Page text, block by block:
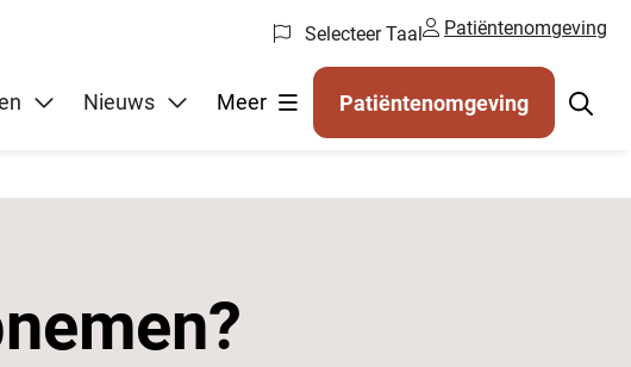
Selecteer Taal Patiëntenomgeving
Nieuws Meer Patiëntenomgeving